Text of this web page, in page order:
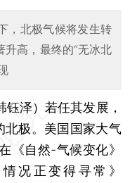
，北极气候将发生转
高，最终的“无冰北
泽） 若任其发展，
北极。美国国家大气
《自然-气候变化》
况正变得寻常》